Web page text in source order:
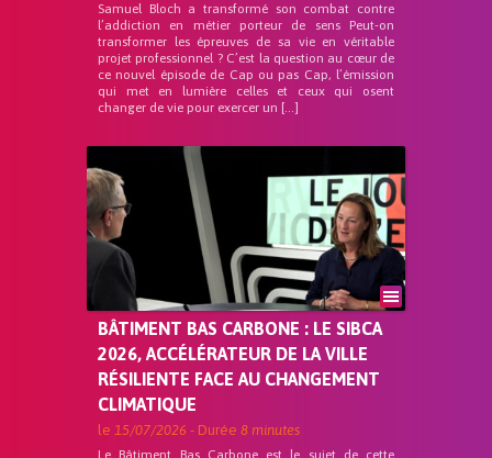
Samuel Bloch a transformé son combat contre
l’addiction en métier porteur de sens Peut-on
transformer les épreuves de sa vie en véritable
projet professionnel ? C’est la question au cœur de
ce nouvel épisode de Cap ou pas Cap, l’émission
qui met en lumière celles et ceux qui osent
changer de vie pour exercer un […]
BÂTIMENT BAS CARBONE : LE SIBCA
2026, ACCÉLÉRATEUR DE LA VILLE
RÉSILIENTE FACE AU CHANGEMENT
CLIMATIQUE
le 15/07/2026 - Durée 8 minutes
Le Bâtiment Bas Carbone est le sujet de cette